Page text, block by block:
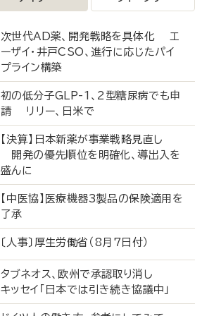
次世代AD薬、開発戦略を具体化 エ
ーザイ・井戸CSO、進行に応じたパイ
プライン構築
初の低分子GLP-1、2型糖尿病でも申
請 リリー、日米で
【決算】日本新薬が事業戦略見直し
開発の優先順位を明確化、導出入を
盛んに
【中医協】医療機器3製品の保険適用を
了承
〔人事〕厚生労働省（8月7日付）
タブネオス、欧州で承認取り消し
キッセイ「日本では引き続き協議中」